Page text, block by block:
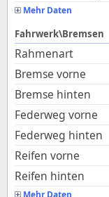
Mehr Daten
Fahrwerk\Bremsen
Rahmenart
Bremse vorne
Bremse hinten
Federweg vorne
Federweg hinten
Reifen vorne
Reifen hinten
Mehr Daten